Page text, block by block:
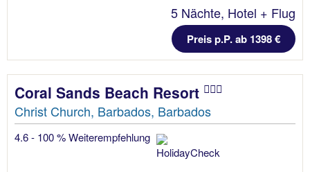
5 Nächte, Hotel + Flug
Preis p.P. ab 1398 €
Coral Sands Beach Resort
Christ Church, Barbados, Barbados
4.6 - 100 % Weiterempfehlung